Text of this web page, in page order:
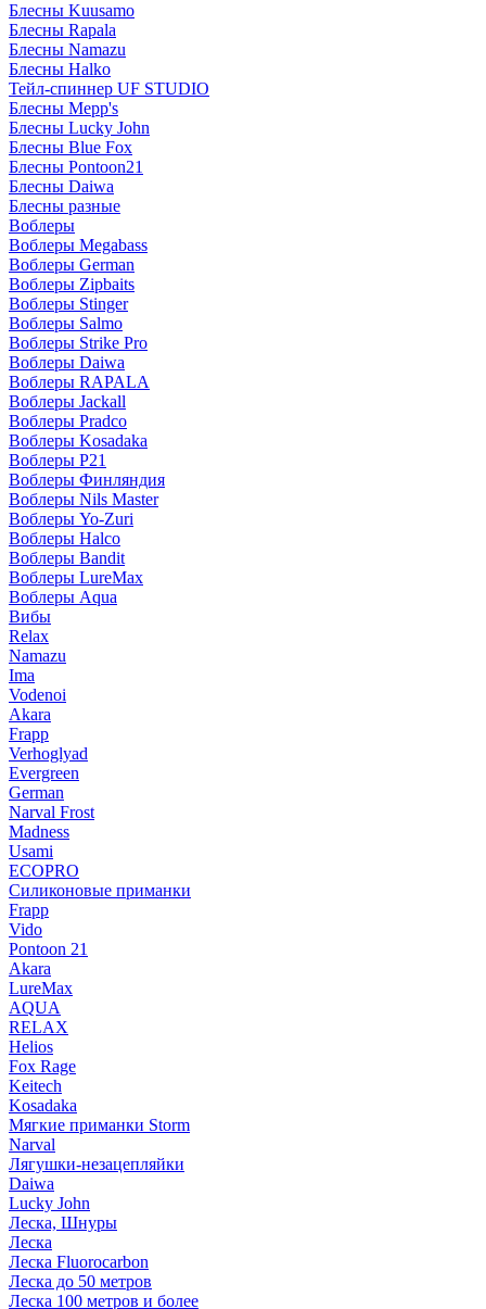
Блесны Kuusamo
Блесны Rapala
Блесны Namazu
Блесны Halko
Тейл-спиннер UF STUDIO
Блесны Mepp's
Блесны Lucky John
Блесны Blue Fox
Блесны Pontoon21
Блесны Daiwa
Блесны разные
Воблеры
Воблеры Megabass
Воблеры German
Воблеры Zipbaits
Воблеры Stinger
Воблеры Salmo
Воблеры Strike Pro
Воблеры Daiwa
Воблеры RAPALA
Воблеры Jackall
Воблеры Pradco
Воблеры Kosadaka
Воблеры P21
Воблеры Финляндия
Воблеры Nils Master
Воблеры Yo-Zuri
Воблеры Halco
Воблеры Bandit
Воблеры LureMax
Воблеры Aqua
Вибы
Relax
Namazu
Ima
Vodenoi
Akara
Frapp
Verhoglyad
Evergreen
German
Narval Frost
Madness
Usami
ECOPRO
Силиконовые приманки
Frapp
Vido
Pontoon 21
Akara
LureMax
AQUA
RELAX
Helios
Fox Rage
Keitech
Kosadaka
Мягкие приманки Storm
Narval
Лягушки-незацепляйки
Daiwa
Lucky John
Леска, Шнуры
Леска
Леска Fluorocarbon
Леска до 50 метров
Леска 100 метров и более